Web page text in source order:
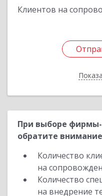
Клиентов на
При выборе
обратите
Количество
на
Количество
на внедрение